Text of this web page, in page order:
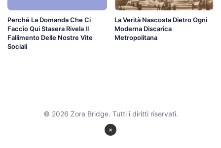
Perché La Domanda Che Ci
Faccio Qui Stasera Rivela Il
Fallimento Delle Nostre Vite
Sociali
La Verità Nascosta Dietro Ogni
Moderna Discarica
Metropolitana
×
© 2026 Zora Bridge. Tutti i diritti riservati.